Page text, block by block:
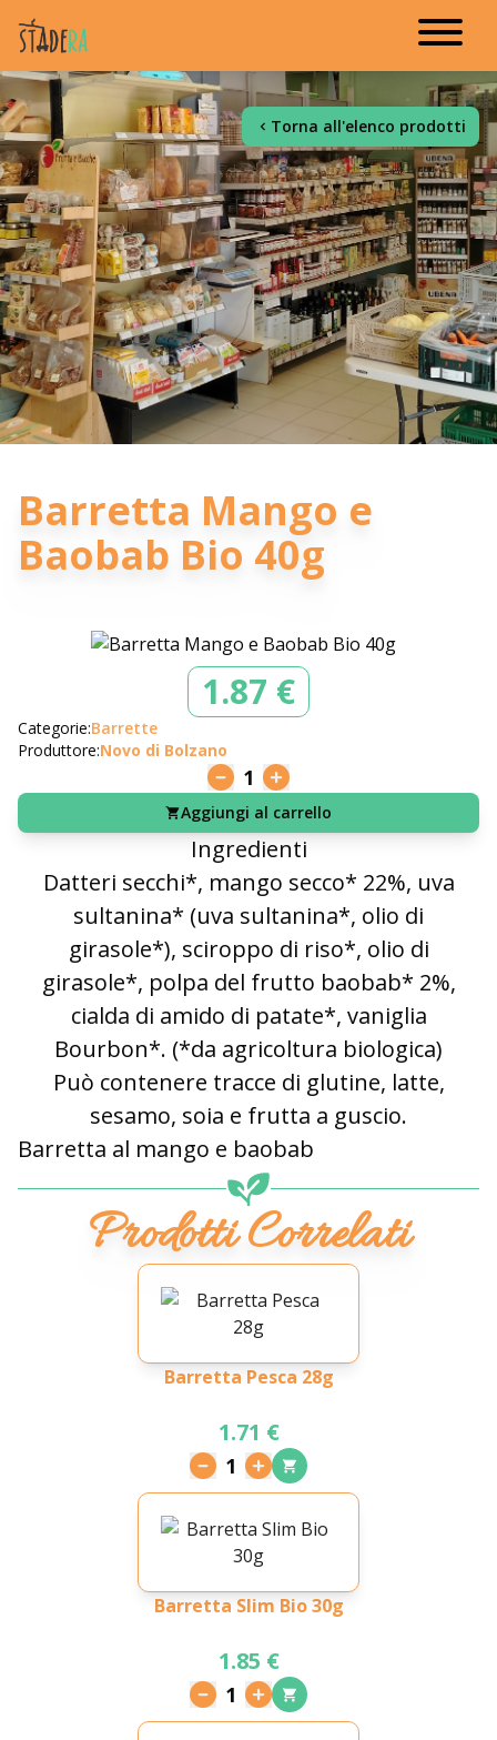
Torna all'elenco prodotti
Barretta Mango e
Baobab Bio 40g
1.87 €
Categorie:Barrette
Produttore:Novo di Bolzano
1
Aggiungi al carrello
Ingredienti
Datteri secchi*, mango secco* 22%, uva
sultanina* (uva sultanina*, olio di
girasole*), sciroppo di riso*, olio di
girasole*, polpa del frutto baobab* 2%,
cialda di amido di patate*, vaniglia
Bourbon*. (*da agricoltura biologica)
Può contenere tracce di glutine, latte,
sesamo, soia e frutta a guscio.
Barretta al mango e baobab
Prodotti Correlati
Barretta Pesca 28g
1.71 €
1
Barretta Slim Bio 30g
1.85 €
1